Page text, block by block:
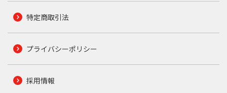
特定商取引法
プライバシーポリシー
採用情報